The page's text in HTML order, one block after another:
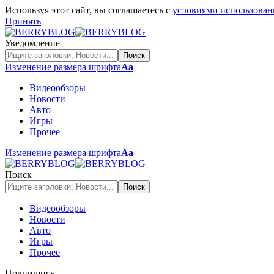
Используя этот сайт, вы соглашаетесь с условиями
Принять
Уведомление
Изменение размера шрифтаАа
Видеообзоры
Новости
Авто
Игры
Прочее
Изменение размера шрифтаАа
Поиск
Видеообзоры
Новости
Авто
Игры
Прочее